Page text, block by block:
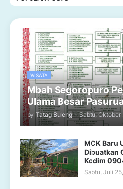
WISATA
Mbah Segoropuro
Ulama Besar
by Tatag Buleng - Sabtu, Oktober
MCK Baru
Dibuatkan
Kodim
Sabtu, Juli